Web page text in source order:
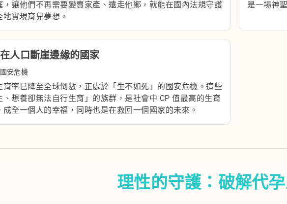
，讓他們不再需要變賣家產、遠走他鄉，就能在國內法規守護
地實現育兒夢想。
是一場神
人口斷崖邊緣的國家
安危機
育率已降至全球倒數，正處於「生不如死」的國安危機。這些
、想養卻無法自行生育」的族群，是社會中 CP 值最高的生育
成全一個人的幸福，同時也是在救回一個國家的未來。
理性的守護：破解代